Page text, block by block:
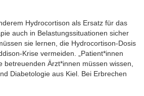
Hydrocortison als Ersatz für das
auch in Belastungssituationen sicher
sie lernen, die Hydrocortison-Dosis
Krise vermeiden. „Patient*innen
Ärzt*innen müssen wissen,
Diabetologie aus Kiel. Bei Erbrechen